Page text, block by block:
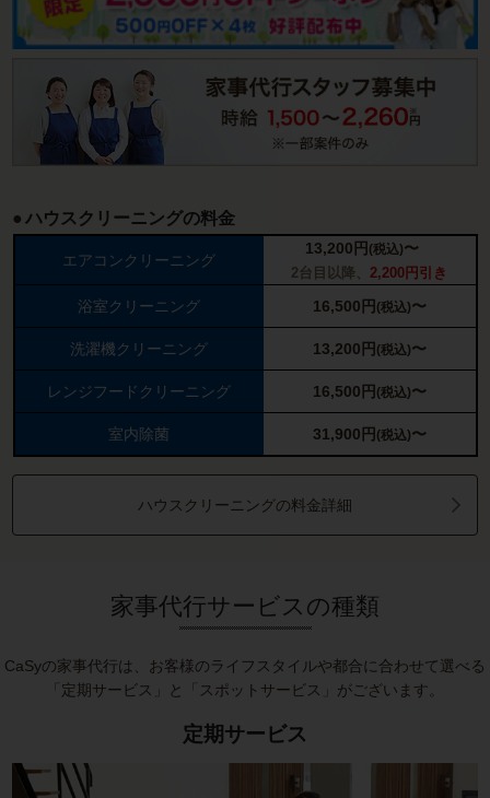
ハウスクリーニングの料金
エアコンクリーニング
13,200 円 (税込)〜
2台目以降、 2,200円引き
浴室クリーニング 16,500 円 (税込)〜
洗濯機クリーニング 13,200 円 (税込)〜
レンジフードクリーニング 16,500 円 (税込)〜
室内除菌 31,900 円 (税込)〜
ハウスクリーニングの料金詳細
家事代行サービスの種類
CaSyの家事代行は、お客様のライフスタイルや都合に合わせて選べる
「定期サービス」と「スポットサービス」がございます。
定期サービス